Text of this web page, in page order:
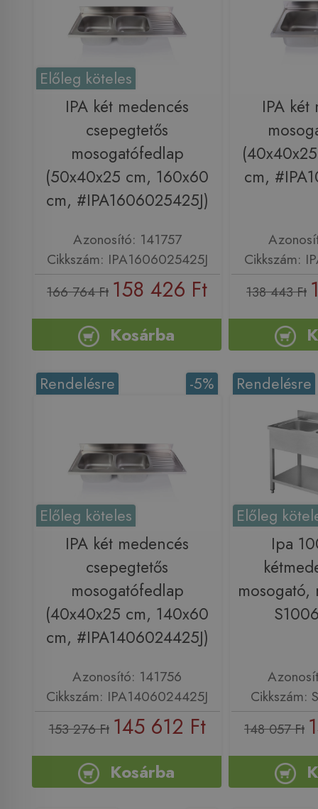
Előleg köteles
IPA két medencés
csepegtetős
mosogatófedlap
(50x40x25 cm, 160x60
cm, #IPA1606025425J)
Azonosító: 141757
Cikkszám: IPA1606025425J
166 764 Ft 158 426 Ft
Kosárba
IPA két
cm,
Cikkszám:
138 443 Ft
-5%
Rendelésre
Előleg köteles
IPA két medencés
csepegtetős
mosogatófedlap
(40x40x25 cm, 140x60
cm, #IPA1406024425J)
Azonosító: 141756
Cikkszám: IPA1406024425J
153 276 Ft 145 612 Ft
Kosárba
Rendelésre
Előleg
Ipa
mosogató,
Cikkszám:
148 057 Ft